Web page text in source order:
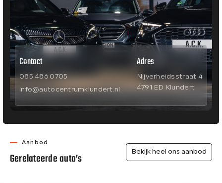
Contact
085 486 0705
info@autocentrumklundert.nl
Adres
Nijverheidsstraat 4
4791 ED Klundert
Aanbod
Gerelateerde auto’s Bekijk heel ons aanbod